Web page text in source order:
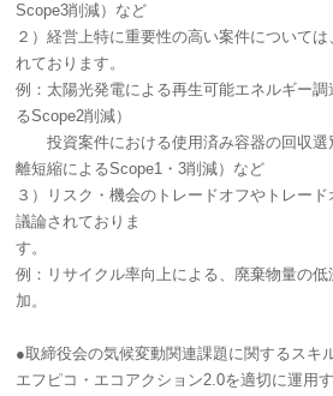
Scope3削減）など
２）経営上特に重要性の高い案件について
れております。
例：太陽光発電による再生可能エネルギー調
るScope2削減）
投資案件における使用済み容器の回収選
離短縮によるScope1 ・3削減）など
３）リスク・機会のトレードオフやトレー
議論されておりま
例：リサイクル率向上による、廃棄物量の
加。
●取締役会の気候変動関連課題に関するスキ
エフピコ・エコアクション2.0を適切に運用